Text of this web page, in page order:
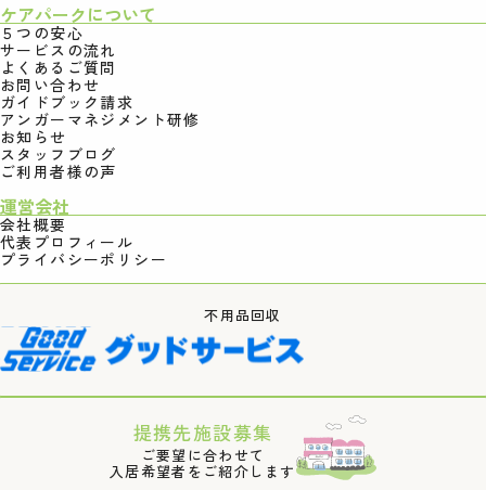
ケアパークについて
５つの安心
サービスの流れ
よくあるご質問
お問い合わせ
ガイドブック請求
アンガーマネジメント研修
お知らせ
スタッフブログ
ご利用者様の声
運営会社
会社概要
代表プロフィール
プライバシーポリシー
不用品回収
提携先施設募集
ご要望に合わせて
入居希望者をご紹介します